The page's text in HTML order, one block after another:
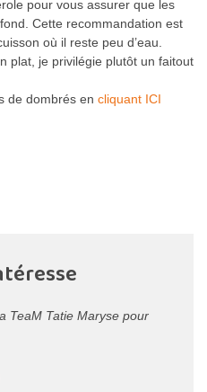
pour vous assurer que les
Cette recommandation est
où il reste peu d’eau.
plat, je privilégie plutôt un faitout
de dombrés en cliquant ICI
TeaM Tatie Maryse pour